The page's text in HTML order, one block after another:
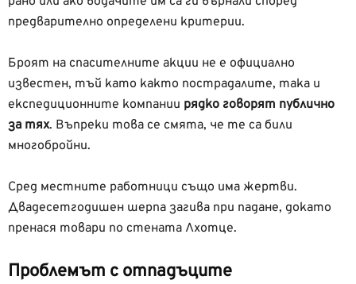
предварително определени критерии.
Броят на спасителните акции не е официално
известен, тъй като както пострадалите, така и
експедиционните компании рядко говорят публично
за тях. Въпреки това се смята, че те са били
многобройни.
Сред местните работници също има жертви.
Двадесетгодишен шерпа загива при падане, докато
пренася товари по стената Лхотце.
Проблемът с отпадъците